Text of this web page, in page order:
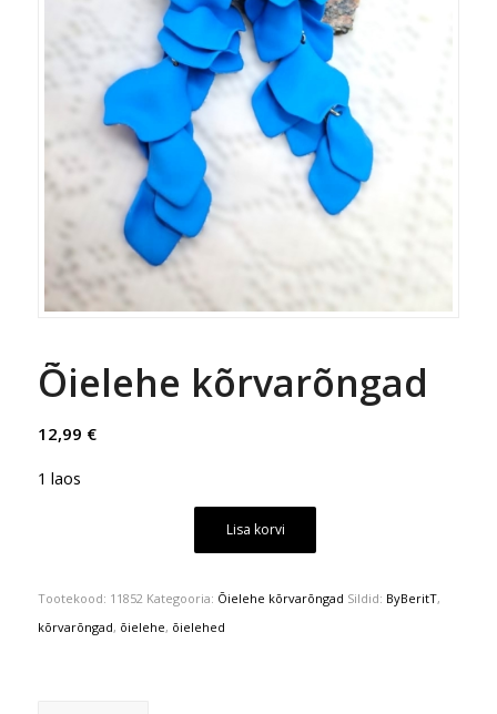
Õielehe kõrvarõngad
12,99 €
1 laos
Lisa korvi
Tootekood: 11852 Kategooria: Õielehe kõrvarõngad Sildid: ByBeritT,
kõrvarõngad, õielehe, õielehed